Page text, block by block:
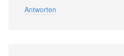
Antworten